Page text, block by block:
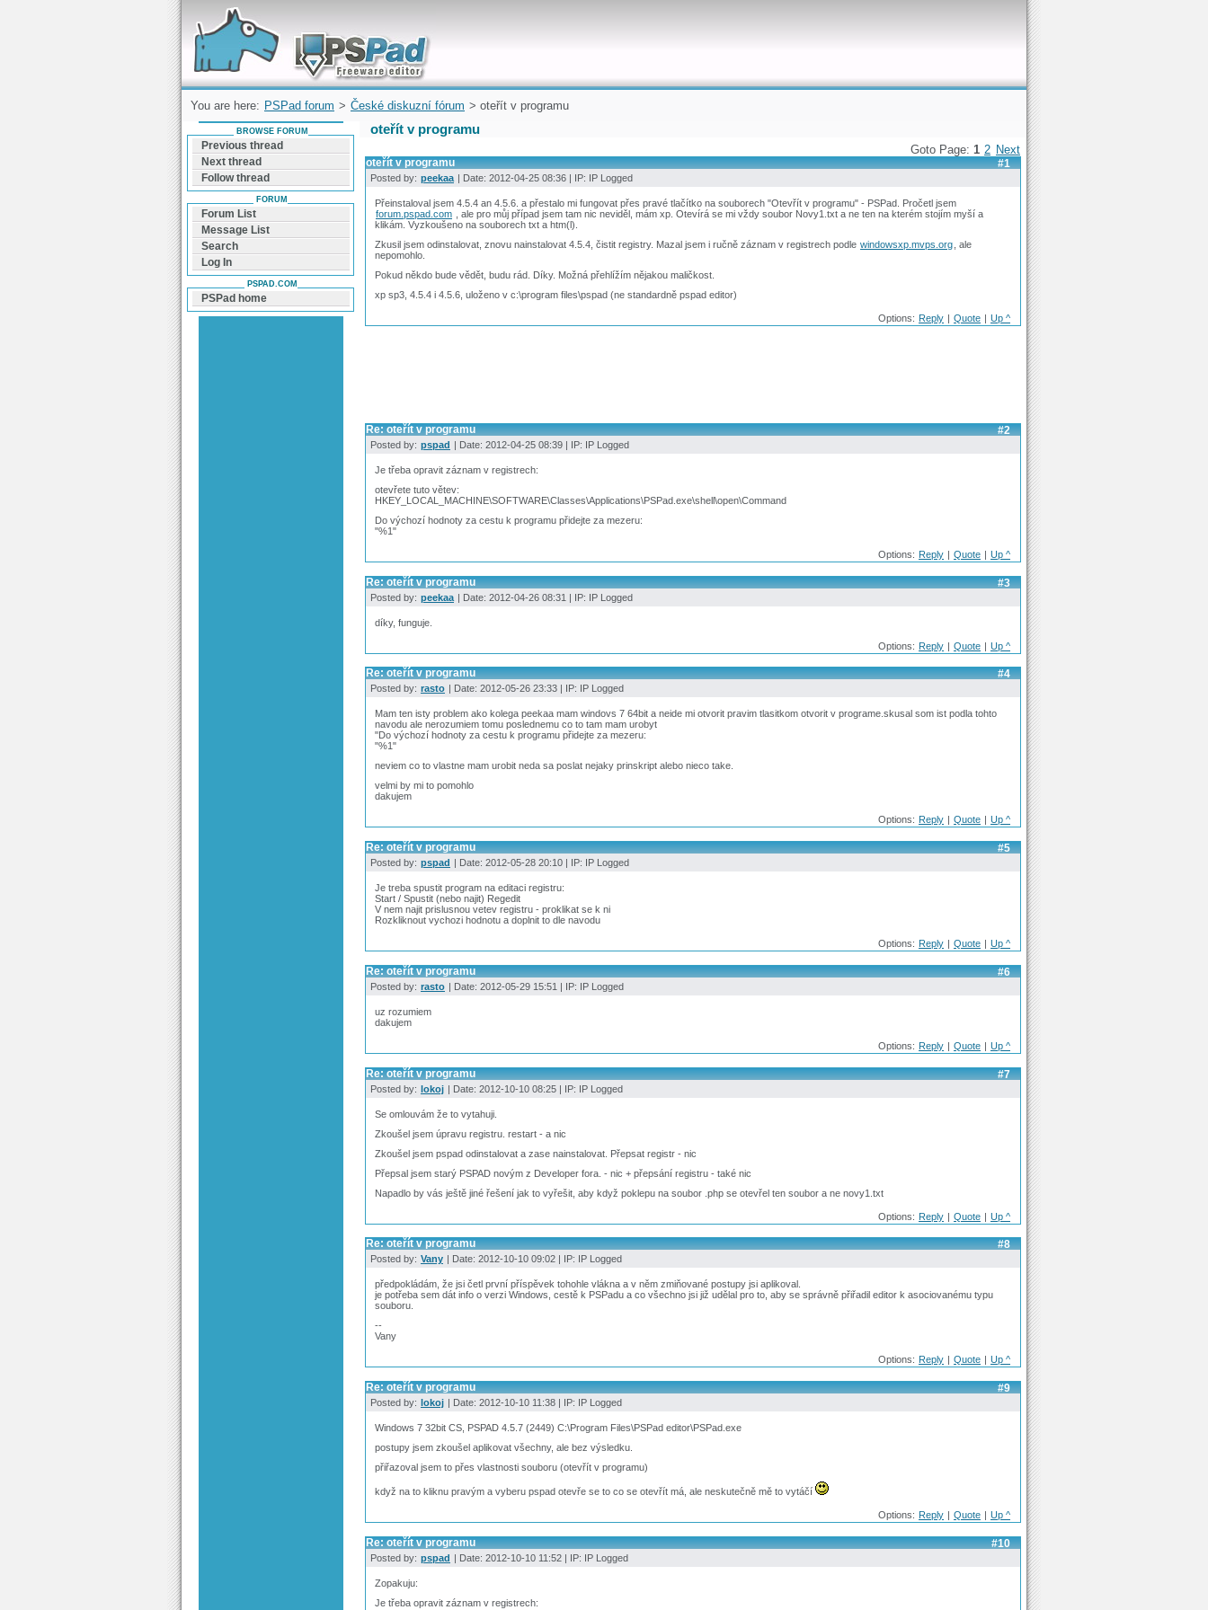
Forum can help you solve problems and quickly
find a solution with PSPad for Microsoft
Windows
You are here: PSPad forum > České diskuzní fórum > oteřít v programu
oteřít v programu
Goto Page: 1 2 Next
#1
oteřít v programu
Posted by: peekaa | Date: 2012-04-25 08:36 | IP: IP Logged
Přeinstaloval jsem 4.5.4 an 4.5.6. a přestalo mi fungovat přes pravé tlačítko na souborech "Otevřít v programu" - PSPad. Pročetl jsem
forum.pspad.com , ale pro můj případ jsem tam nic neviděl, mám xp. Otevírá se mi vždy soubor Novy1.txt a ne ten na kterém stojím myší a
klikám. Vyzkoušeno na souborech txt a htm(l).
Zkusil jsem odinstalovat, znovu nainstalovat 4.5.4, čistit registry. Mazal jsem i ručně záznam v registrech podle windowsxp.mvps.org , ale
nepomohlo.
Pokud někdo bude vědět, budu rád. Díky. Možná přehlížím nějakou maličkost.
xp sp3, 4.5.4 i 4.5.6, uloženo v c:\program files\pspad (ne standardně pspad editor)
Options: Reply | Quote | Up ^
#2
Re: oteřít v programu
Posted by: pspad | Date: 2012-04-25 08:39 | IP: IP Logged
Je třeba opravit záznam v registrech:
otevřete tuto větev:
HKEY_LOCAL_MACHINE\SOFTWARE\Classes\Applications\PSPad.exe\shell\open\Command
Do výchozí hodnoty za cestu k programu přidejte za mezeru:
"%1"
Options: Reply | Quote | Up ^
#3
Re: oteřít v programu
Posted by: peekaa | Date: 2012-04-26 08:31 | IP: IP Logged
díky, funguje.
Options: Reply | Quote | Up ^
#4
Re: oteřít v programu
Posted by: rasto | Date: 2012-05-26 23:33 | IP: IP Logged
Mam ten isty problem ako kolega peekaa mam windovs 7 64bit a neide mi otvorit pravim tlasitkom otvorit v programe.skusal som ist podla tohto
navodu ale nerozumiem tomu poslednemu co to tam mam urobyt
"Do výchozí hodnoty za cestu k programu přidejte za mezeru:
"%1"
neviem co to vlastne mam urobit neda sa poslat nejaky prinskript alebo nieco take.
velmi by mi to pomohlo
dakujem
Options: Reply Quote Up ^
#5
Re: oteřít v programu
Posted by: pspad | Date: 2012-05-28 20:10 | IP: IP Logged
Je treba spustit program na editaci registru:
Start / Spustit (nebo najit) Regedit
V nem najit prislusnou vetev registru - proklikat se k ni
Rozkliknout vychozi hodnotu a doplnit to dle navodu
Options: Reply | Quote | Up ^
#6
Re: oteřít v programu
Posted by: rasto | Date: 2012-05-29 15:51 | IP: IP Logged
uz rozumiem
dakujem
Options: Reply | Quote | Up ^
#7
Re: oteřít v programu
Posted by: lokoj | Date: 2012-10-10 08:25 | IP: IP Logged
Se omlouvám že to vytahuji.
Zkoušel jsem úpravu registru. restart - a nic
Zkoušel jsem pspad odinstalovat a zase nainstalovat. Přepsat registr - nic
Přepsal jsem starý PSPAD novým z Developer fora. - nic + přepsání registru - také nic
Napadlo by vás ještě jiné řešení jak to vyřešit, aby když poklepu na soubor .php se otevřel ten soubor a ne novy1.txt
Options: Reply | Quote | Up ^
#8
Re: oteřít v programu
Posted by: Vany | Date: 2012-10-10 09:02 | IP: IP Logged
předpokládám, že jsi četl první příspěvek tohohle vlákna a v něm zmiňované postupy jsi aplikoval.
je potřeba sem dát info o verzi Windows, cestě k PSPadu a co všechno jsi již udělal pro to, aby se správně přiřadil editor k asociovanému typu
souboru.
--
Vany
Options: Reply Quote Up ^
#9
Re: oteřít v programu
Posted by:
lokoj | Date: 2012-10-10 11:38 | IP: IP Logged
Windows 7 32bit CS, PSPAD 4.5.7 (2449) C:\Program Files\PSPad editor\PSPad.exe
postupy jsem zkoušel aplikovat všechny, ale bez výsledku.
přiřazoval jsem to přes vlastnosti souboru (otevřít v programu)
když na to kliknu pravým a vyberu pspad otevře se to co se otevřít má, ale neskutečně mě to vytáčí
Options: Reply Quote Up ^
#10
Re: oteřít v programu
Posted by: pspad | Date: 2012-10-10 11:52 | IP: IP Logged
Zopakuju:
Je třeba opravit záznam v registrech:
BROWSE FORUM
Previous thread
Next thread
Follow thread
FORUM
Forum List
Message List
Search
Log In
PSPAD.COM
PSPad home